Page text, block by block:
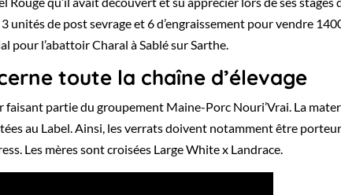
unités de post sevrage et 6 d’engraissement pour vendre
pour l’abattoir Charal à Sablé sur Sarthe.
toute la chaîne d’élevage
faisant partie du groupement Maine-Porc Nouri’Vrai. La
au Label. Ainsi, les verrats doivent notamment être
Les mères sont croisées Large White x Landrace.